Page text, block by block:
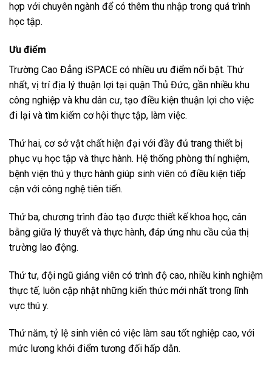
hợp với chuyên ngành để có thêm thu nhập trong quá trình
học tập.
Ưu điểm
Trường Cao Đẳng iSPACE có nhiều ưu điểm nổi bật. Thứ
nhất, vị trí địa lý thuận lợi tại quận Thủ Đức, gần nhiều khu
công nghiệp và khu dân cư, tạo điều kiện thuận lợi cho việc
đi lại và tìm kiếm cơ hội thực tập, làm việc.
Thứ hai, cơ sở vật chất hiện đại với đầy đủ trang thiết bị
phục vụ học tập và thực hành. Hệ thống phòng thí nghiệm,
bệnh viện thú y thực hành giúp sinh viên có điều kiện tiếp
cận với công nghệ tiên tiến.
Thứ ba, chương trình đào tạo được thiết kế khoa học, cân
bằng giữa lý thuyết và thực hành, đáp ứng nhu cầu của thị
trường lao động.
Thứ tư, đội ngũ giảng viên có trình độ cao, nhiều kinh nghiệm
thực tế, luôn cập nhật những kiến thức mới nhất trong lĩnh
vực thú y.
Thứ năm, tỷ lệ sinh viên có việc làm sau tốt nghiệp cao, với
mức lương khởi điểm tương đối hấp dẫn.